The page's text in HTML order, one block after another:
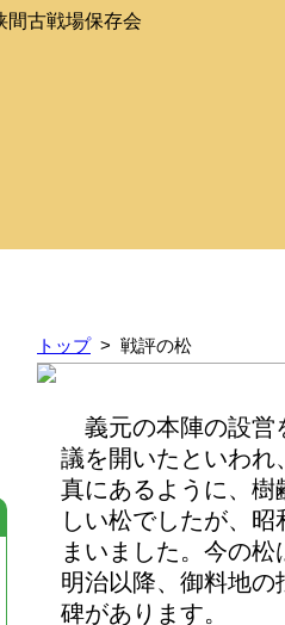
間古戦場保存会
トップ> 戦評の松
義元の本陣の設営
議を開いたといわれ
真にあるように、樹
しい松でしたが、
まいました。今の
明治以降、御料地
碑があります。